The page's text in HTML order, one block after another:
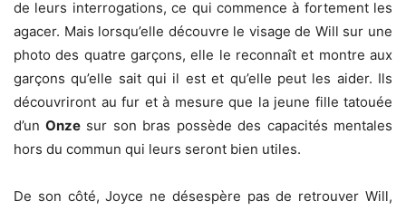
de leurs interrogations, ce qui commence à fortement les
agacer. Mais lorsqu’elle découvre le visage de Will sur une
photo des quatre garçons, elle le reconnaît et montre aux
garçons qu’elle sait qui il est et qu’elle peut les aider. Ils
découvriront au fur et à mesure que la jeune fille tatouée
d’un Onzesur son bras possède des capacités mentales
hors du commun qui leurs seront bien utiles.
De son côté, Joyce ne désespère pas de retrouver Will,